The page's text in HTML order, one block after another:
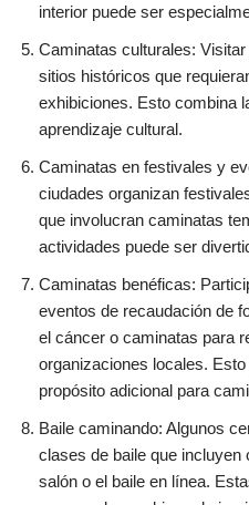
interior puede ser
Caminatas culturales:
sitios históricos que
exhibiciones. Esto combina
aprendizaje cultural.
Caminatas en festivales y
ciudades organizan
que involucran caminatas
actividades puede ser
Caminatas benéficas:
eventos de recaudación de
el cáncer o caminatas para
organizaciones locales.
propósito adicional para
Baile caminando: Algunos
clases de baile que incluyen
salón o el baile en línea.